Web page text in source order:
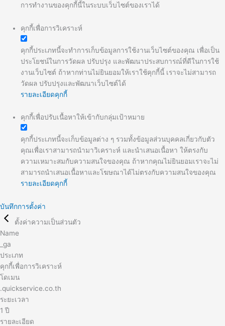
การทำงานของคุกกี้นี้ในระบบเว็บไซต์ของเราได้
คุกกี้เพื่อการวิเคราะห์
คุกกี้ประเภทนี้จะทำการเก็บข้อมูลการใช้งานเว็บไซต์ของคุณ เพื่อเป็น
ประโยชน์ในการวัดผล ปรับปรุง และพัฒนาประสบการณ์ที่ดีในการใช้
งานเว็บไซต์ ถ้าหากท่านไม่ยินยอมให้เราใช้คุกกี้นี้ เราจะไม่สามารถ
วัดผล ปรับปรุงและพัฒนาเว็บไซต์ได้
รายละเอียดคุกกี้
คุกกี้เพื่อปรับเนื้อหาให้เข้ากับกลุ่มเป้าหมาย
คุกกี้ประเภทนี้จะเก็บข้อมูลต่าง ๆ รวมทั้งข้อมูลส่วนบุคคลเกี่ยวกับตัว
คุณเพื่อเราสามารถนำมาวิเคราะห์ และนำเสนอเนื้อหา ให้ตรงกับ
ความเหมาะสมกับความสนใจของคุณ ถ้าหากคุณไม่ยินยอมเราจะไม่
สามารถนำเสนอเนื้อหาและโฆษณาได้ไม่ตรงกับความสนใจของคุณ
รายละเอียดคุกกี้
บันทึกการตั้งค่า
ตั้งค่าความเป็นส่วนตัว
Name
_ga
ประเภท
คุกกี้เพื่อการวิเคราะห์
โดเมน
.quickservice.co.th
ระยะเวลา
1 ปี
รายละเอียด